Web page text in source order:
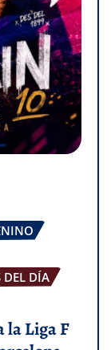
DEL DÍA
la Liga F